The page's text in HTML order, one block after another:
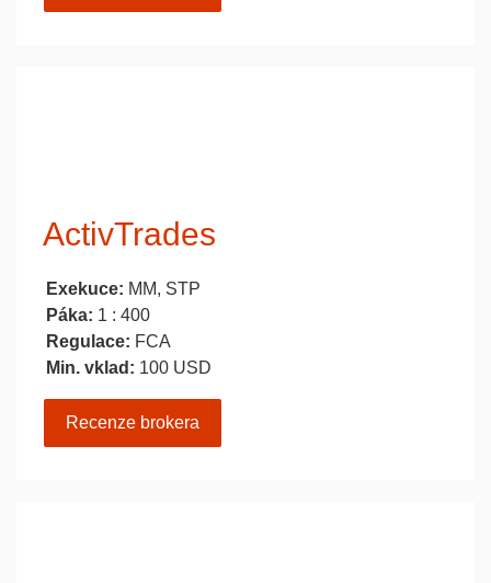
ActivTrades
Exekuce: MM, STP
Páka: 1 : 400
Regulace: FCA
Min. vklad: 100 USD
Recenze brokera